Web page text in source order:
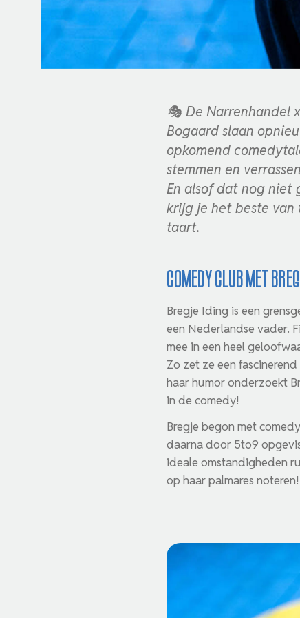
🎭 De Narrenhandel
Bogaard slaan
opkomend
stemmen en
En alsof dat nog niet
krijg je het beste van
taart.
Comedy Club met
Bregje Iding is een
een Nederlandse vader.
mee in een heel
Zo zet ze een
haar humor onderzoekt
in de comedy!
Bregje begon met
daarna door 5to9
ideale omstandigheden
op haar palmares noteren!